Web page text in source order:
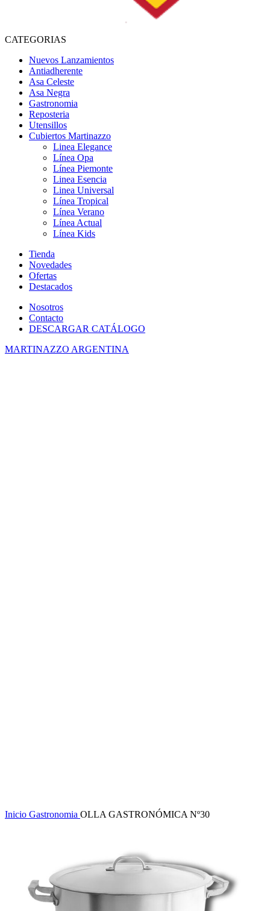
CATEGORIAS
Nuevos Lanzamientos
Antiadherente
Asa Celeste
Asa Negra
Gastronomia
Reposteria
Utensillos
Cubiertos Martinazzo
Linea Elegance
Línea Opa
Línea Piemonte
Linea Esencia
Linea Universal
Línea Tropical
Línea Verano
Línea Actual
Línea Kids
Tienda
Novedades
Ofertas
Destacados
Nosotros
Contacto
DESCARGAR CATÁLOGO
MARTINAZZO ARGENTINA
Inicio Gastronomia OLLA GASTRONÓMICA Nº30